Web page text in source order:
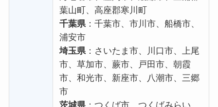
葉山町、高座郡寒川町
千葉県：千葉市、市川市、船橋市、
浦安市
埼玉県：さいたま市、川口市、上尾
市、草加市、蕨市、戸田市、朝霞
市、和光市、新座市、八潮市、三郷
市